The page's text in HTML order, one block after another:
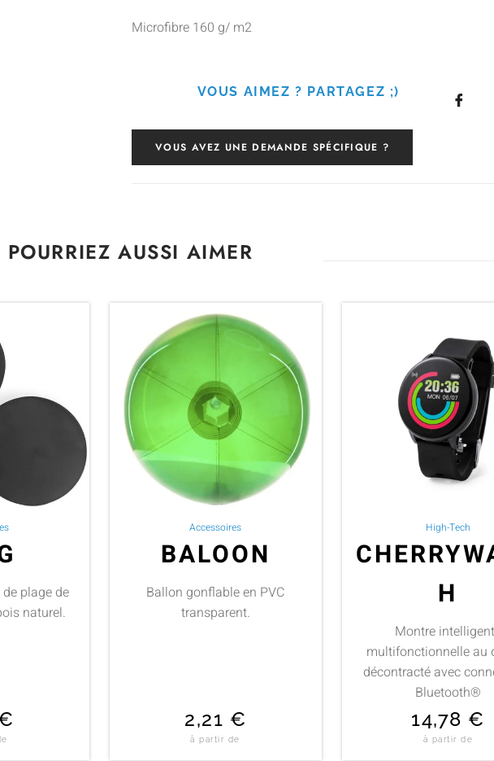
Microfibre 160 g/ m2
VOUS AIMEZ ? PARTAGEZ ;)
VOUS AVEZ UNE DEMANDE SPÉCIFIQUE ?
AUSSI AIMER
plage de
naturel.
Accessoires
BALOON
Ballon gonflable en PVC
transparent.
2,21 €
à partir de
High-Tech
H
Montre
multifonctionnelle au
décontracté avec
Bluetooth®
14,78 €
à partir de